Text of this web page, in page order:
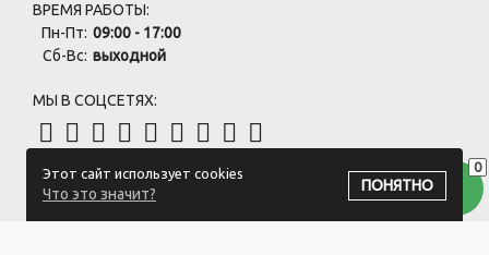
0
Этот сайт использует cookies
Что это значит?
ПОНЯТНО
ВРЕМЯ РАБОТЫ:
Пн-Пт: 09:00 - 17:00
Сб-Вс: выходной
МЫ В СОЦСЕТЯХ:
ПОДПИСАТЬСЯ НА РАССЫЛКУ